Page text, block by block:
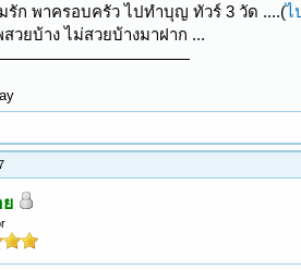
รัก พาครอบครัว ไปทำบุญ ทัวร์ 3 วัด ....(ไ
สวยบ้าง ไม่สวยบ้างมาฝาก ...
ย